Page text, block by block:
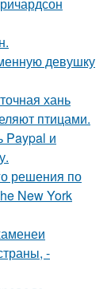
девушку
хань
птицами.
Paypal и
решения по
New York
-